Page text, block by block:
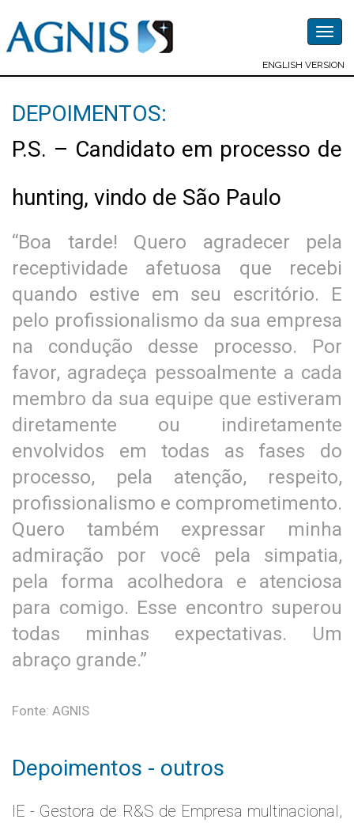
ENGLISH VERSION
DEPOIMENTOS:
P.S. – Candidato em processo de
hunting, vindo de São Paulo
“Boa tarde! Quero agradecer pela
receptividade afetuosa que recebi
quando estive em seu escritório. E
pelo profissionalismo da sua empresa
na condução desse processo. Por
favor, agradeça pessoalmente a cada
membro da sua equipe que estiveram
diretamente ou indiretamente
envolvidos em todas as fases do
processo, pela atenção, respeito,
profissionalismo e comprometimento.
Quero também expressar minha
admiração por você pela simpatia,
pela forma acolhedora e atenciosa
para comigo. Esse encontro superou
todas minhas expectativas. Um
abraço grande.”
Fonte: AGNIS
Depoimentos - outros
IE - Gestora de R&S de Empresa multinacional,